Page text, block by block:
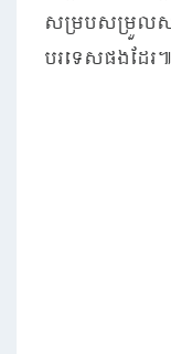
សម្របសម្រួលស
បរទេសផងដែរ៕